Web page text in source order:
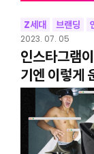
Z세대 브랜딩
2023. 07. 05
인스타그램
기엔 이렇게